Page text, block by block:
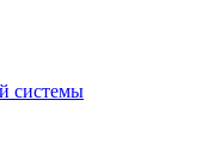
системы